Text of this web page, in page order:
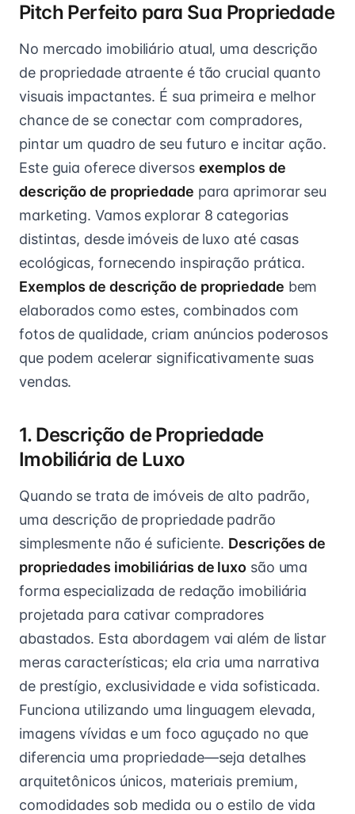
Pitch Perfeito para Sua Propriedade
No mercado imobiliário atual, uma descrição
de propriedade atraente é tão crucial quanto
visuais impactantes. É sua primeira e melhor
chance de se conectar com compradores,
pintar um quadro de seu futuro e incitar ação.
Este guia oferece diversos exemplos de
descrição de propriedade para aprimorar seu
marketing. Vamos explorar 8 categorias
distintas, desde imóveis de luxo até casas
ecológicas, fornecendo inspiração prática.
Exemplos de descrição de propriedade bem
elaborados como estes, combinados com
fotos de qualidade, criam anúncios poderosos
que podem acelerar significativamente suas
vendas.
1. Descrição de Propriedade
Imobiliária de Luxo
Quando se trata de imóveis de alto padrão,
uma descrição de propriedade padrão
simplesmente não é suficiente. Descrições de
propriedades imobiliárias de luxo são uma
forma especializada de redação imobiliária
projetada para cativar compradores
abastados. Esta abordagem vai além de listar
meras características; ela cria uma narrativa
de prestígio, exclusividade e vida sofisticada.
Funciona utilizando uma linguagem elevada,
imagens vívidas e um foco aguçado no que
diferencia uma propriedade—seja detalhes
arquitetônicos únicos, materiais premium,
comodidades sob medida ou o estilo de vida